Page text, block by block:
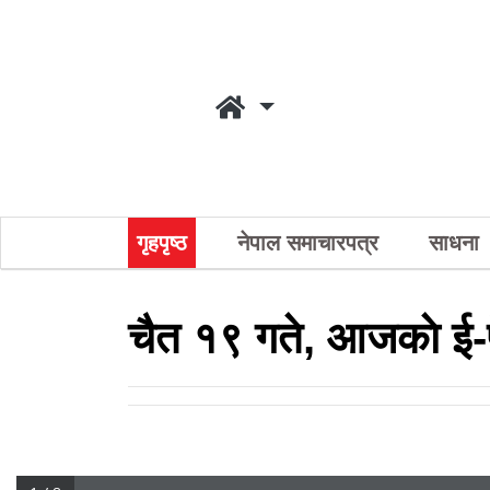
गृहपृष्ठ नेपाल समाचारपत्र साधना
चैत १९ गते, आजकाे ई-